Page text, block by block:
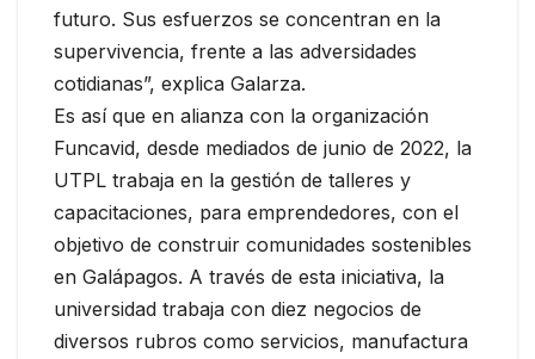
futuro. Sus esfuerzos se concentran en la
supervivencia, frente a las adversidades
cotidianas”, explica Galarza.
Es así que en alianza con la organización
Funcavid, desde mediados de junio de 2022, la
UTPL trabaja en la gestión de talleres y
capacitaciones, para emprendedores, con el
objetivo de construir comunidades sostenibles
en Galápagos. A través de esta iniciativa, la
universidad trabaja con diez negocios de
diversos rubros como servicios, manufactura